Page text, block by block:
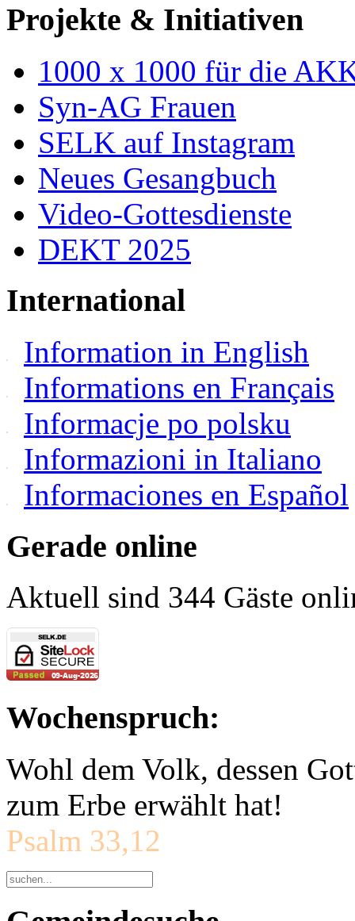
Projekte & Initiativen
1000 x 1000 für die
Syn-AG Frauen
SELK auf Instagram
Neues Gesangbuch
Video-Gottesdienste
DEKT 2025
International
Information in English
Informations en Français
Informacje po polsku
Informazioni in Italiano
Informaciones en Español
Gerade online
Aktuell sind 344 Gäste
Wochenspruch:
Wohl dem Volk, dessen
zum Erbe erwählt hat!
Psalm 33,12